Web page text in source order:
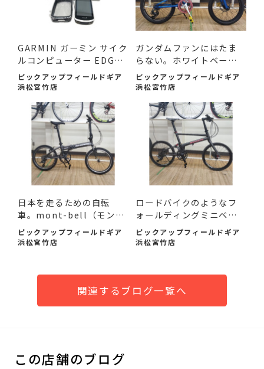
GARMIN ガーミン サイク
ルコンピューター EDGE1
030...
ピックアップフィールドギア
浜松宮竹店
ガンダムファンにはたま
らない。ホワイトベース
ミ...
ピックアップフィールドギア
浜松宮竹店
日本を走るための自転
車。mont-bell（モンベ
ル）SC...
ピックアップフィールドギア
浜松宮竹店
ロードバイクのようなフ
ォールディングミニベ
ロ。P...
ピックアップフィールドギア
浜松宮竹店
関連するブログ一覧へ
この店舗のブログ